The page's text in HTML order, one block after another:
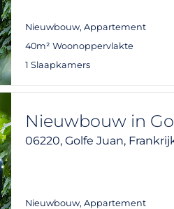
Nieuwbouw, Appartement
40m² Woonoppervlakte
1 Slaapkamers
Nieuwbouw in
06220, Golfe Juan,
Nieuwbouw, Appartement